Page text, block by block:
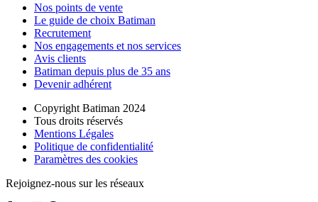
Nos points de vente
Le guide de choix Batiman
Recrutement
Nos engagements et nos services
Avis clients
Batiman depuis plus de 35 ans
Devenir adhérent
Copyright Batiman 2024
Tous droits réservés
Mentions Légales
Politique de confidentialité
Paramètres des cookies
Rejoignez-nous sur les réseaux